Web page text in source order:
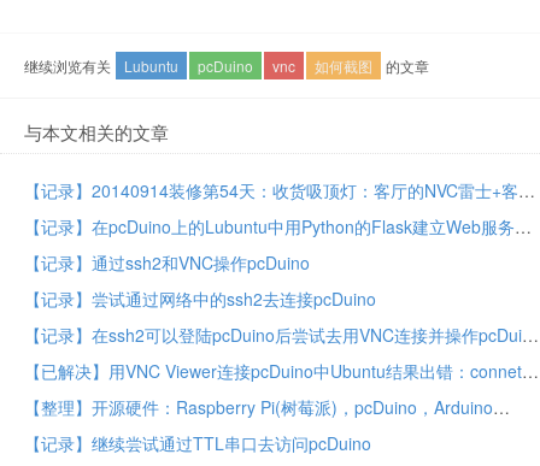
继续浏览有关 Lubuntu pcDuino vnc 如何截图 的文章
与本文相关的文章
【记录】20140914装修第54天：收货吸顶灯：客厅的NVC雷士+客厅南的VNC
【记录】在pcDuino上的Lubuntu中用Python的Flask建立Web服务器
【记录】通过ssh2和VNC操作pcDuino
【记录】尝试通过网络中的ssh2去连接pcDuino
【记录】在ssh2可以登陆pcDuino后尝试去用VNC连接并操作pcDuino
【已解决】用VNC Viewer连接pcDuino中Ubuntu结果出错：connet: Connection refused (10061)
【整理】开源硬件：Raspberry Pi(树莓派)，pcDuino，Arduino
【记录】继续尝试通过TTL串口去访问pcDuino